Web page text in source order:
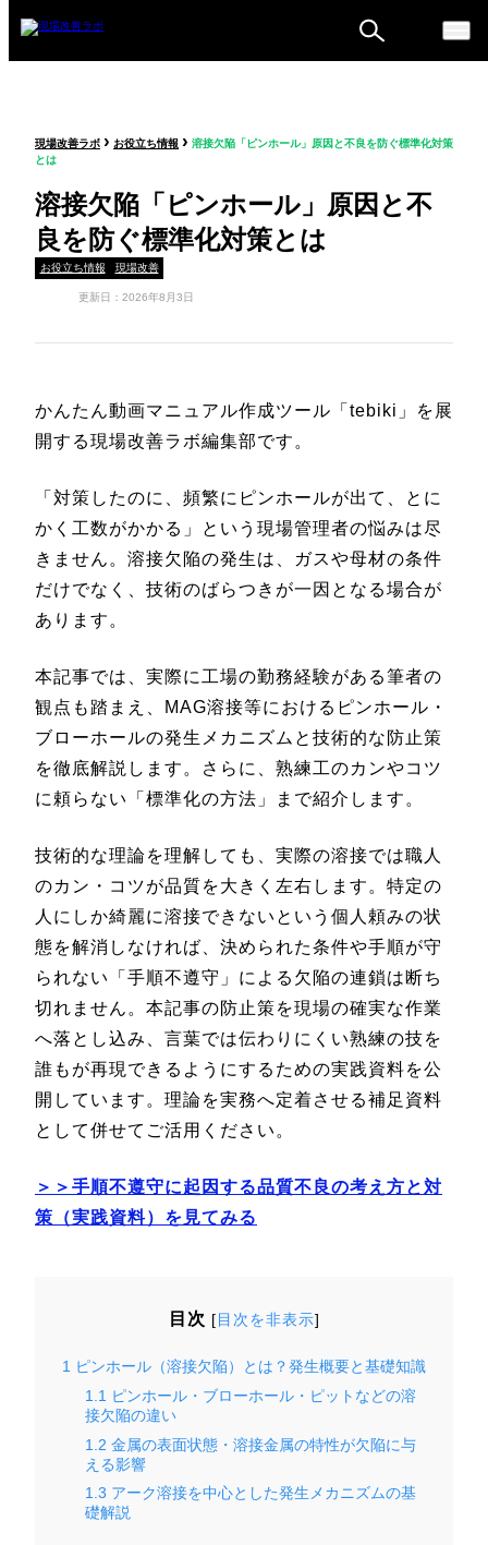
ム
現場改善ラボ › お役立ち情報 › 溶接欠陥「ピンホール」原因と不良を防ぐ標準化対策
とは
溶接欠陥「ピンホール」原因と不
良を防ぐ標準化対策とは
お役立ち情報 現場改善
更新日：2026年8月3日
かんたん動画マニュアル作成ツール「tebiki」を展
開する現場改善ラボ編集部です。
「対策したのに、頻繁にピンホールが出て、とに
かく工数がかかる」という現場管理者の悩みは尽
きません。溶接欠陥の発生は、ガスや母材の条件
だけでなく、技術のばらつきが一因となる場合が
あります。
本記事では、実際に工場の勤務経験がある筆者の
観点も踏まえ、MAG溶接等におけるピンホール・
ブローホールの発生メカニズムと技術的な防止策
を徹底解説します。さらに、熟練工のカンやコツ
に頼らない「標準化の方法」まで紹介します。
技術的な理論を理解しても、実際の溶接では職人
のカン・コツが品質を大きく左右します。特定の
人にしか綺麗に溶接できないという個人頼みの状
態を解消しなければ、決められた条件や手順が守
られない「手順不遵守」による欠陥の連鎖は断ち
切れません。本記事の防止策を現場の確実な作業
へ落とし込み、言葉では伝わりにくい熟練の技を
誰もが再現できるようにするための実践資料を公
開しています。理論を実務へ定着させる補足資料
として併せてご活用ください。
＞＞手順不遵守に起因する品質不良の考え方と対
策（実践資料）を見てみる
目次 [目次を非表示]
1 ピンホール（溶接欠陥）とは？発生概要と基礎知識
1.1 ピンホール・ブローホール・ピットなどの溶
接欠陥の違い
1.2 金属の表面状態・溶接金属の特性が欠陥に与
える影響
1.3 アーク溶接を中心とした発生メカニズムの基
礎解説